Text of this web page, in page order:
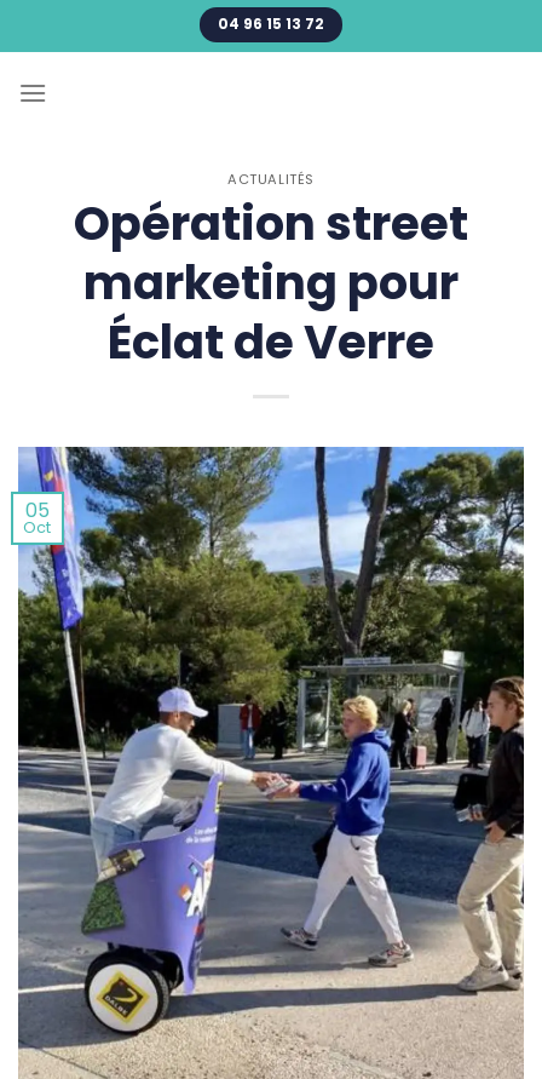
au
04 96 15 13 72
ACTUALITÉS
Opération street
marketing pour
Éclat de Verre
05
Oct